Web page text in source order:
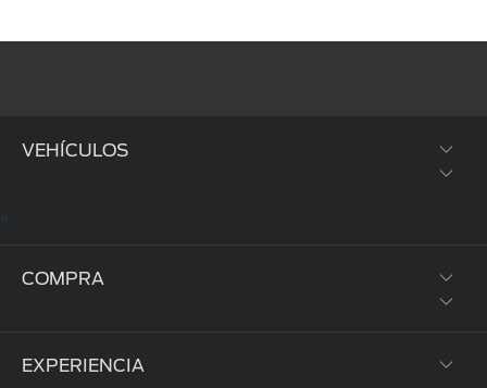
VEHÍCULOS
"
COMPRA
Prueba de Manejo
EXPERIENCIA